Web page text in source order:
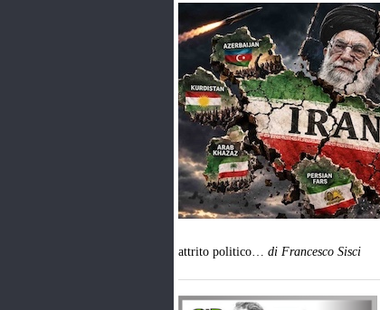
attrito politico… di Francesco Sisci